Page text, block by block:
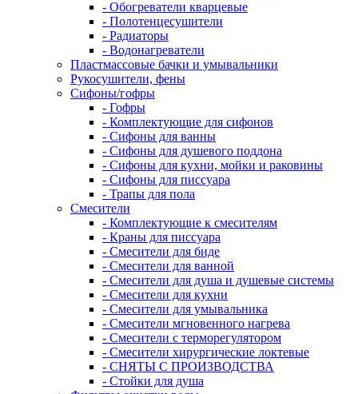
- Обогреватели кварцевые
- Полотенцесушители
- Радиаторы
- Водонагреватели
Пластмассовые бачки и умывальники
Рукосушители, фены
Сифоны/гофры
- Гофры
- Комплектующие для сифонов
- Сифоны для ванны
- Сифоны для душевого поддона
- Сифоны для кухни, мойки и раковины
- Сифоны для писсуара
- Трапы для пола
Смесители
- Комплектующие к смесителям
- Краны для писсуара
- Смесители для биде
- Смесители для ванной
- Смесители для душа и душевые системы
- Смесители для кухни
- Смесители для умывальника
- Смесители мгновенного нагрева
- Смесители с терморегулятором
- Смесители хирургические локтевые
- СНЯТЫ С ПРОИЗВОДСТВА
- Стойки для душа